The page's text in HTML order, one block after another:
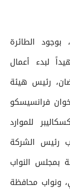
الطائرة
لبدء أعمال
رئيس هيئة
خوان فرانسيسكو
للموارد
رئيس الشركة
بمجلس النواب
ونواب محافظة